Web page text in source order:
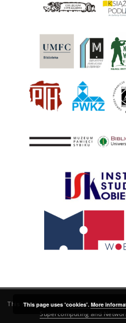
This service runs onDInGO dLibra
Supercomputing and
This page uses 'cookies'. More